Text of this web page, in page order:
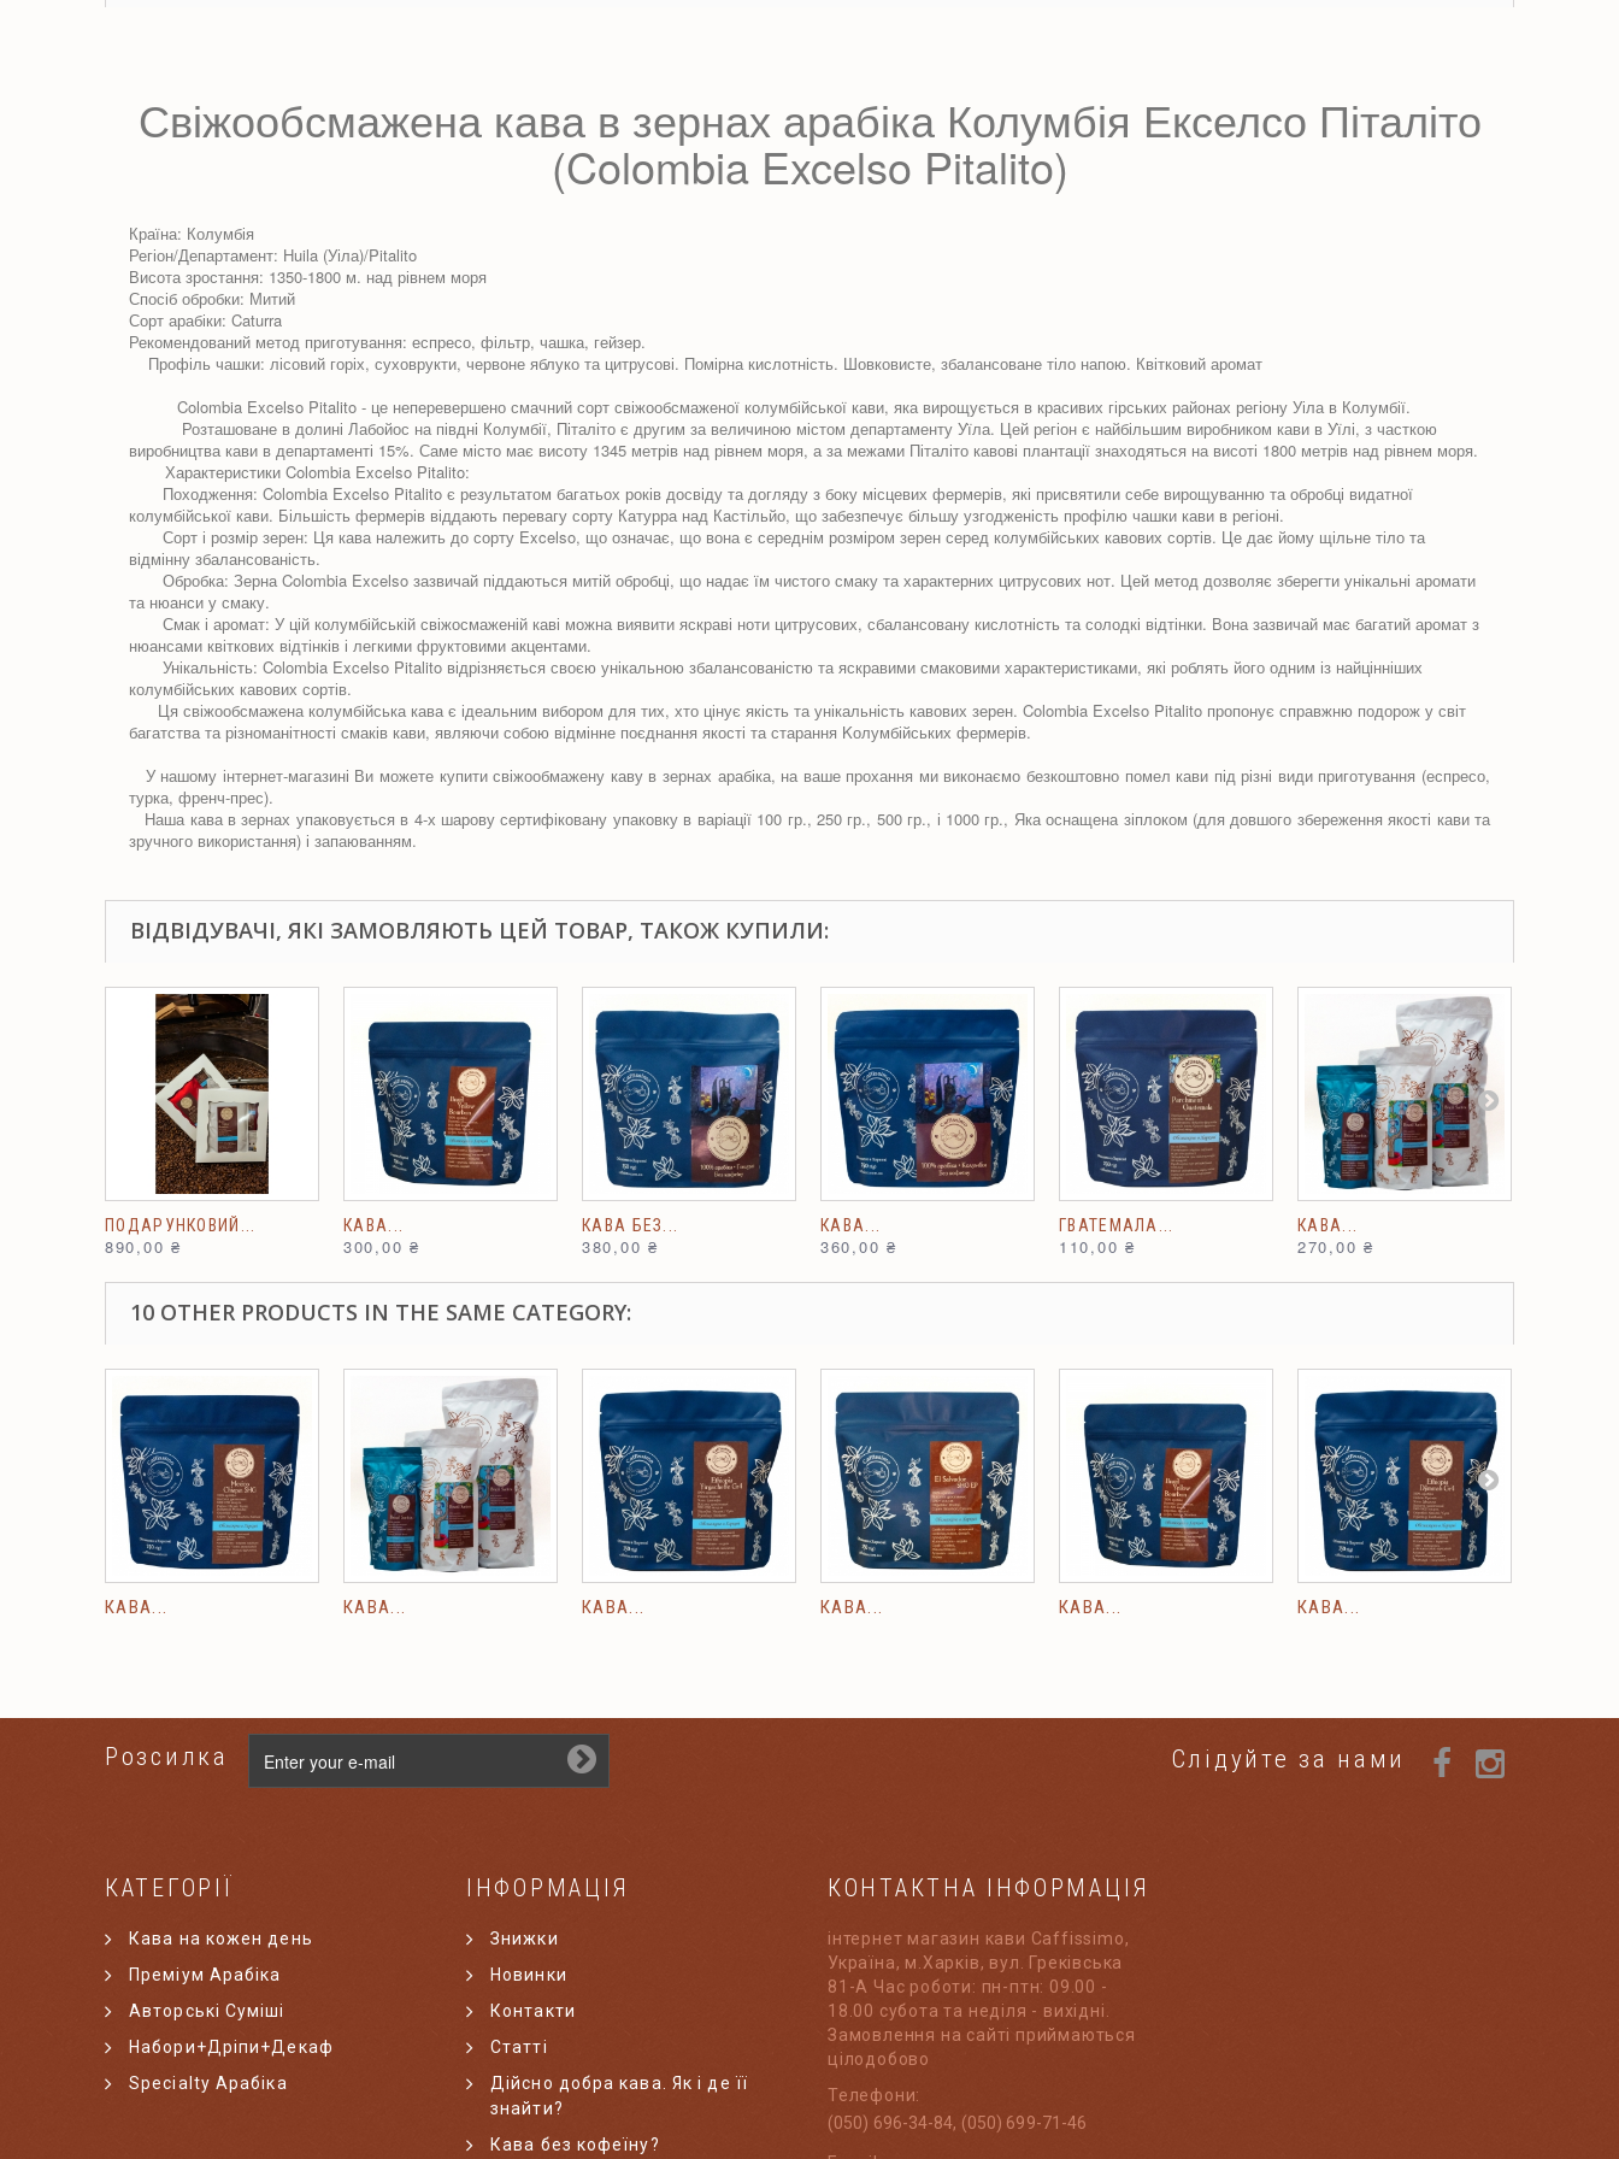
Свіжообсмажена кава в зернах арабіка Колумбія Екселсо Піталіто
(Colombia Excelso Pitalito)
Країна: Колумбія
Регіон/Департамент: Huila (Уіла)/Pitalito
Висота зростання: 1350-1800 м. над рівнем моря
Спосіб обробки: Митий
Сорт арабіки: Caturra
Рекомендований метод приготування: еспресо, фільтр, чашка, гейзер.
Профіль чашки: лісовий горіх, суховрукти, червоне яблуко та цитрусові. Помірна кислотність. Шовковисте, збалансоване тіло напою. Квітковий аромат
Colombia Excelso Pitalito - це неперевершено смачний сорт свіжообсмаженої колумбійської кави, яка вирощується в красивих гірських районах регіону Уіла в Колумбії.
Розташоване в долині Лабойос на півдні Колумбії, Піталіто є другим за величиною містом департаменту Уїла. Цей регіон є найбільшим виробником кави в Уїлі, з часткою
виробництва кави в департаменті 15%. Саме місто має висоту 1345 метрів над рівнем моря, а за межами Піталіто кавові плантації знаходяться на висоті 1800 метрів над рівнем моря.
Характеристики Colombia Excelso Pitalito:
Походження: Colombia Excelso Pitalito є результатом багатьох років досвіду та догляду з боку місцевих фермерів, які присвятили себе вирощуванню та обробці видатної
колумбійської кави. Більшість фермерів віддають перевагу сорту Катурра над Кастільйо, що забезпечує більшу узгодженість профілю чашки кави в регіоні.
Сорт і розмір зерен: Ця кава належить до сорту Excelso, що означає, що вона є середнім розміром зерен серед колумбійських кавових сортів. Це дає йому щільне тіло та
відмінну збалансованість.
Обробка: Зерна Colombia Excelso зазвичай піддаються митій обробці, що надає їм чистого смаку та характерних цитрусових нот. Цей метод дозволяє зберегти унікальні аромати
та нюанси у смаку.
Смак і аромат: У цій колумбійській свіжосмаженій каві можна виявити яскраві ноти цитрусових, сбалансовану кислотність та солодкі відтінки. Вона зазвичай має багатий аромат з
нюансами квіткових відтінків і легкими фруктовими акцентами.
Унікальність: Colombia Excelso Pitalito відрізняється своєю унікальною збалансованістю та яскравими смаковими характеристиками, які роблять його одним із найцінніших
колумбійських кавових сортів.
Ця свіжообсмажена колумбійська кава є ідеальним вибором для тих, хто цінує якість та унікальність кавових зерен. Colombia Excelso Pitalito пропонує справжню подорож у світ
багатства та різноманітності смаків кави, являючи собою відмінне поєднання якості та старання Kолумбійських фермерів.
У нашому інтернет-магазині Ви можете купити свіжообмажену каву в зернах арабіка, на ваше прохання ми виконаємо безкоштовно помел кави під різні види приготування (еспресо,
турка, френч-прес).
Наша кава в зернах упаковується в 4-х шарову сертифіковану упаковку в варіації 100 гр., 250 гр., 500 гр., і 1000 гр., Яка оснащена зіплоком (для довшого збереження якості кави та
зручного використання) і запаюванням.
ВІДВІДУВАЧІ, ЯКІ ЗАМОВЛЯЮТЬ ЦЕЙ ТОВАР, ТАКОЖ КУПИЛИ:
ПОДАРУНКОВИЙ...
890,00 ₴
КАВА...
300,00 ₴
КАВА БЕЗ...
380,00 ₴
КАВА...
360,00 ₴
ГВАТЕМАЛА...
110,00 ₴
КАВА...
270,00 ₴
10 OTHER PRODUCTS IN THE SAME CATEGORY:
КАВА... КАВА... КАВА... КАВА... КАВА... КАВА...
Розсилка Слідуйте за нами
КАТЕГОРІЇ
Кава на кожен день
Преміум Арабіка
Авторські Суміші
Набори+Дріпи+Декаф
Specialty Арабіка
ІНФОРМАЦІЯ
Знижки
Новинки
Контакти
Статті
Дійсно добра кава. Як і де її
знайти?
Кава без кофеїну?
КОНТАКТНА ІНФОРМАЦІЯ
інтернет магазин кави Caffissimo,
Україна, м.Харків, вул. Греківська
81-А Час роботи: пн-птн: 09.00 -
18.00 субота та неділя - вихідні.
Замовлення на сайті приймаються
цілодобово
Телефони:
(050) 696-34-84, (050) 699-71-46